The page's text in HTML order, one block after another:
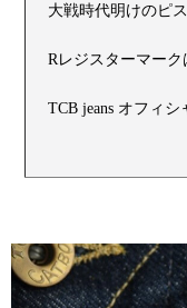
大戦時代明けのピ
Rレジスターマーク
TCB jeans オフィ